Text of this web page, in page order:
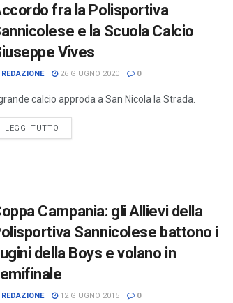
fra la Polisportiva
e la Scuola Calcio
Vives
REDAZIONE 26 GIUGNO 2020 0
grande calcio approda a San Nicola la Strada.
LEGGI TUTTO
Campania: gli Allievi della
Sannicolese battono i
della Boys e volano in
REDAZIONE 12 GIUGNO 2015 0